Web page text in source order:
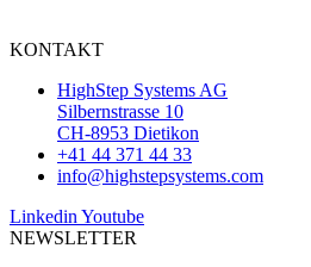
KONTAKT
HighStep Systems AG
Silbernstrasse 10
CH-8953 Dietikon
+41 44 371 44 33
info@highstepsystems.com
Linkedin Youtube
NEWSLETTER